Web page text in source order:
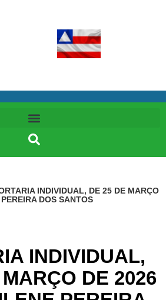
INDIVIDUAL, DE 25 DE MARÇO
DOS SANTOS
INDIVIDUAL,
DE 2026